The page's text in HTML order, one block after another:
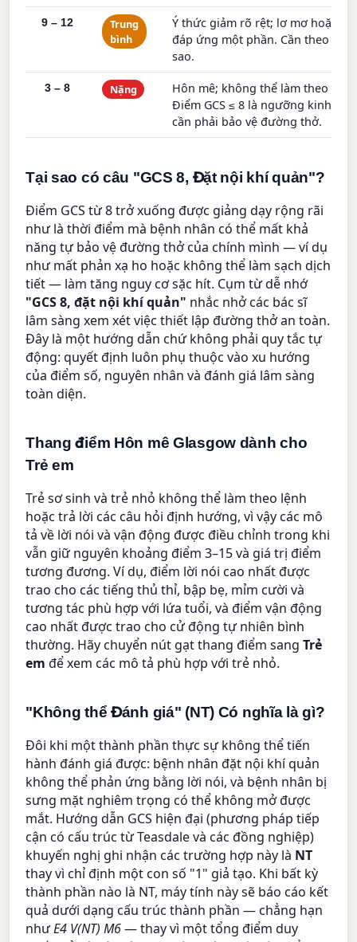
9 – 12
Trung
bình
Ý thức giảm rõ rệt; lơ mơ hoặc chỉ
đáp ứng một phần. Cần theo dõi
sao.
3 – 8 Nặng
Hôn mê; không thể làm theo
Điểm GCS ≤ 8 là ngưỡng kinh
cần phải bảo vệ đường thở.
Tại sao có câu "GCS 8, Đặt nội khí quản"?
Điểm GCS từ 8 trở xuống được giảng dạy rộng rãi
như là thời điểm mà bệnh nhân có thể mất khả
năng tự bảo vệ đường thở của chính mình — ví dụ
như mất phản xạ ho hoặc không thể làm sạch dịch
tiết — làm tăng nguy cơ sặc hít. Cụm từ dễ nhớ
"GCS 8, đặt nội khí quản" nhắc nhở các bác sĩ
lâm sàng xem xét việc thiết lập đường thở an toàn.
Đây là một hướng dẫn chứ không phải quy tắc tự
động: quyết định luôn phụ thuộc vào xu hướng
của điểm số, nguyên nhân và đánh giá lâm sàng
toàn diện.
Thang điểm Hôn mê Glasgow dành cho
Trẻ em
Trẻ sơ sinh và trẻ nhỏ không thể làm theo lệnh
hoặc trả lời các câu hỏi định hướng, vì vậy các mô
tả về lời nói và vận động được điều chỉnh trong khi
vẫn giữ nguyên khoảng điểm 3–15 và giá trị điểm
tương đương. Ví dụ, điểm lời nói cao nhất được
trao cho các tiếng thủ thỉ, bập bẹ, mỉm cười và
tương tác phù hợp với lứa tuổi, và điểm vận động
cao nhất được trao cho cử động tự nhiên bình
thường. Hãy chuyển nút gạt thang điểm sangTrẻ
em để xem các mô tả phù hợp với trẻ nhỏ.
"Không thể Đánh giá" (NT) Có nghĩa là gì?
Đôi khi một thành phần thực sự không thể tiến
hành đánh giá được: bệnh nhân đặt nội khí quản
không thể phản ứng bằng lời nói, và bệnh nhân bị
sưng mặt nghiêm trọng có thể không mở được
mắt. Hướng dẫn GCS hiện đại (phương pháp tiếp
cận có cấu trúc từ Teasdale và các đồng nghiệp)
khuyến nghị ghi nhận các trường hợp này là NT
thay vì chỉ định một con số "1" giả tạo. Khi bất kỳ
thành phần nào là NT, máy tính này sẽ báo cáo kết
quả dưới dạng cấu trúc thành phần — chẳng hạn
nhưE4 V(NT) M6— thay vì một tổng điểm duy